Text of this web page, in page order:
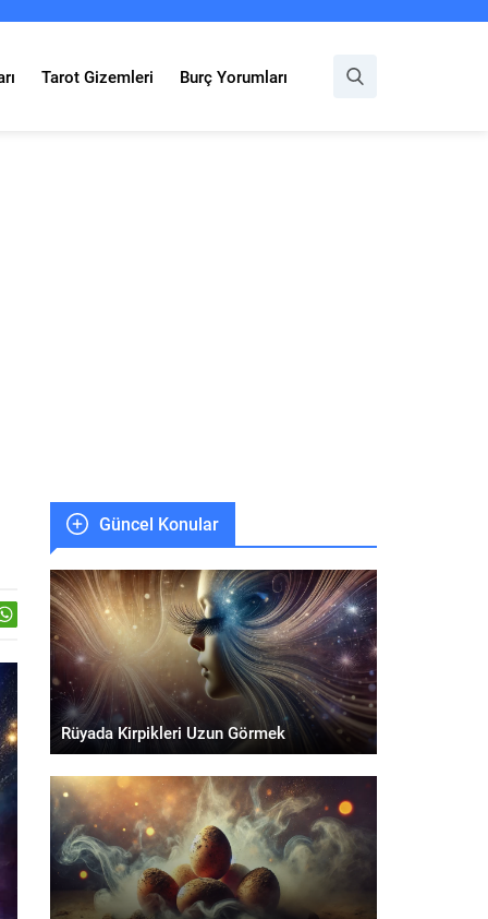
Tarot Gizemleri Burç Yorumları
Güncel Konular
Rüyada Kirpikleri Uzun Görmek